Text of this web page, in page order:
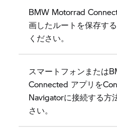
BMW Motorrad
画したルートを保存す
ください。
スマートフォンまたは
Connected アプリを
Navigatorに接続する方
さい。